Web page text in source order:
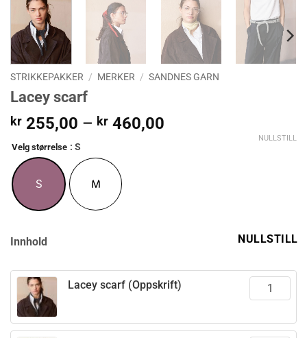
STRIKKEPAKKER / MERKER / SANDNES GARN
Lacey scarf
kr 255,00 – kr 460,00
Velg størrelse : S
S M
NULLSTILL
Innhold NULLSTILL
Lacey scarf (Oppskrift)